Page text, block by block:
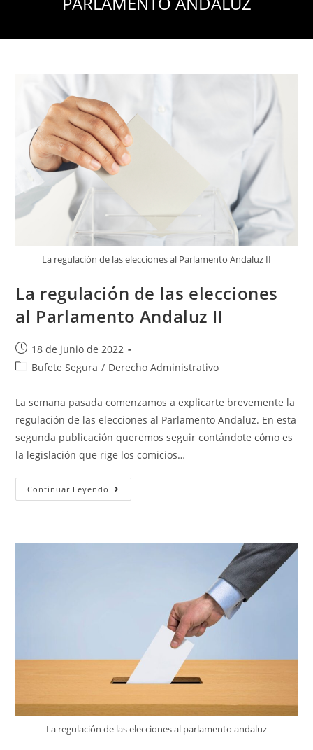
La regulación de las elecciones al Parlamento Andaluz II
La regulación de las elecciones
al Parlamento Andaluz II
18 de junio de 2022
Bufete Segura / Derecho Administrativo
La semana pasada comenzamos a explicarte brevemente la
regulación de las elecciones al Parlamento Andaluz. En esta
segunda publicación queremos seguir contándote cómo es
la legislación que rige los comicios…
Continuar Leyendo
La regulación de las elecciones al parlamento andaluz